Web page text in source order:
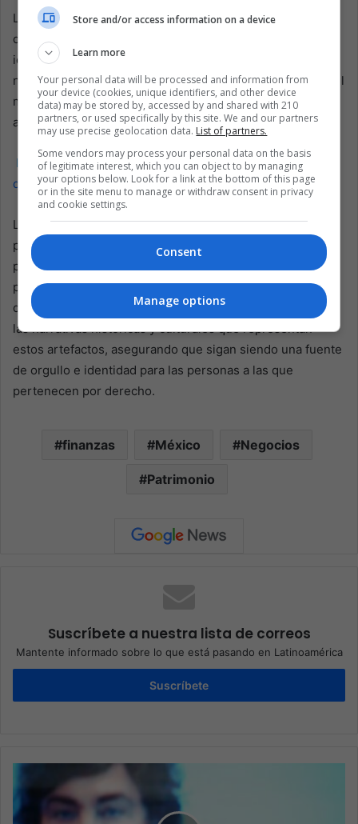
La próxima subasta en Colorado es un claro recordatorio
de la compleja interacción entre el patrimonio cultural, la
identidad nacional y el derecho internacional. Destaca la
necesidad de cooperación global y estándares éticos en el
manejo de artefactos que encarnan la esencia histórica y
artística de las naciones.
Lea también:
México abre nuevo museo en Chichén Itzá,
que muestra la civilización maya
La postura de México contra la subasta de sus artefactos
prehispánicos es un testimonio de la determinación del
país, y de hecho de América Latina, de proteger y
preservar su patrimonio cultural. Esta batalla va más allá
de la mera repatriación; se trata de reconocer y respetar
las narrativas históricas y culturales que representan
estos artefactos, asegurando que sigan siendo una fuente
de orgullo e identidad para las personas a las que
pertenecen por derecho.
finanzas México Negocios
Patrimonio
Suscríbete a nuestra lista de correos
Mantente informado sobre lo que está pasando en Latinoamérica
Suscríbete
Store and/or access information on a device
Learn more
Your personal data will be processed and information from
your device (cookies, unique identifiers, and other device
data) may be stored by, accessed by and shared with 210
partners, or used specifically by this site. We and our partners
may use precise geolocation data. List of partners.
Some vendors may process your personal data on the basis
of legitimate interest, which you can object to by managing
your options below. Look for a link at the bottom of this page
or in the site menu to manage or withdraw consent in privacy
and cookie settings.
Consent
Manage options